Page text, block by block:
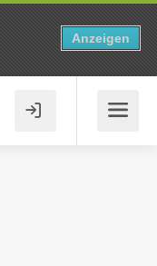
Anzeigen